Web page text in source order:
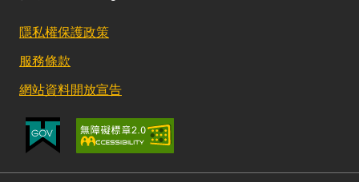
隱私權保護政策
服務條款
網站資料開放宣告